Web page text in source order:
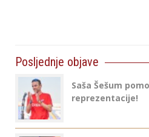
Posljednje objave
Saša Šešum
reprezentacije!